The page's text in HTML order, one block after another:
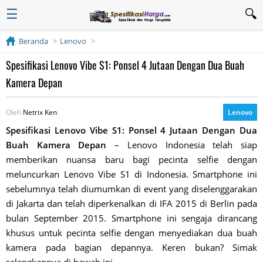
☰
Beranda Lenovo
Spesifikasi Lenovo Vibe S1: Ponsel 4 Jutaan Dengan Dua Buah
Kamera Depan
Oleh Netrix Ken Lenovo
Spesifikasi Lenovo Vibe S1: Ponsel 4 Jutaan Dengan Dua
Buah Kamera Depan – Lenovo Indonesia telah siap
memberikan nuansa baru bagi pecinta selfie dengan
meluncurkan Lenovo Vibe S1 di Indonesia. Smartphone ini
sebelumnya telah diumumkan di event yang diselenggarakan
di Jakarta dan telah diperkenalkan di IFA 2015 di Berlin pada
bulan September 2015. Smartphone ini sengaja dirancang
khusus untuk pecinta selfie dengan menyediakan dua buah
kamera pada bagian depannya. Keren bukan? Simak